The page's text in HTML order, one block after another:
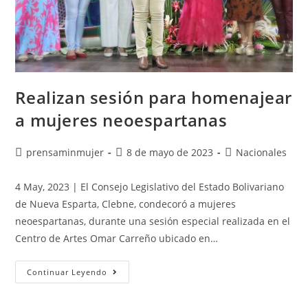
Realizan sesión para homenajear
a mujeres neoespartanas
prensaminmujer 8 de mayo de 2023 Nacionales
4 May, 2023 | El Consejo Legislativo del Estado Bolivariano
de Nueva Esparta, Clebne, condecoró a mujeres
neoespartanas, durante una sesión especial realizada en el
Centro de Artes Omar Carreño ubicado en…
Continuar Leyendo